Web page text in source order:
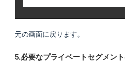
元の画面に戻ります。
5.必要なプライベートセグメン